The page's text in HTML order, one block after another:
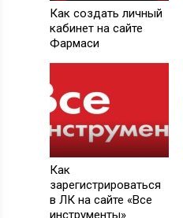
Как создать личный
кабинет на сайте
Фармаси
Как
зарегистрироваться
в ЛК на сайте «Все
инструменты»